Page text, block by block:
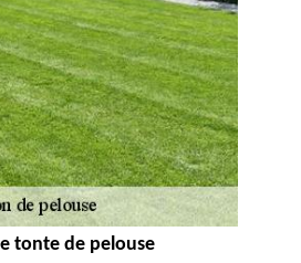
tonte de pelouse